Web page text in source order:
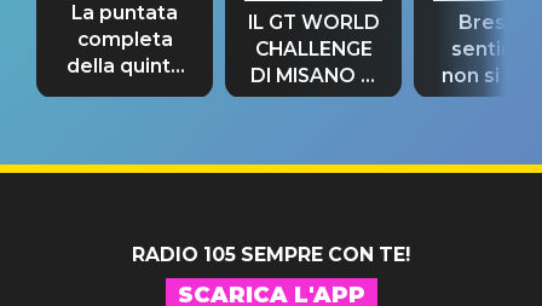
La puntata
completa
della quinta
tappa
IL GT WORLD
CHALLENGE
DI MISANO si
riconferma
Bresh:
non si
fino alla
RADIO 105 SEMPRE CON TE!
SCARICA L'APP